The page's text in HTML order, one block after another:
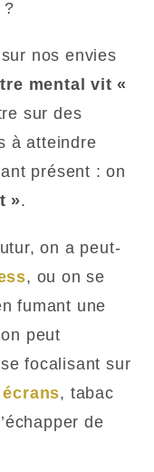
?
nos envies
mental vit «
sur des
à atteindre
présent : on
».
on a peut-
, ou on se
fumant une
peut
focalisant sur
écrans, tabac
de